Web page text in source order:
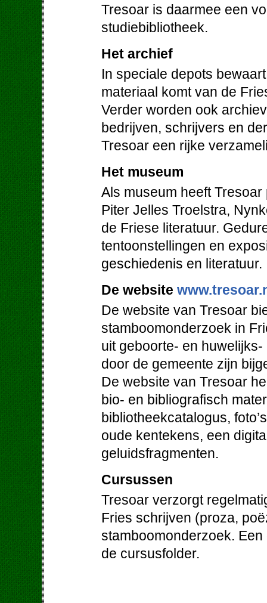
Tresoar is daarmee een
studiebibliotheek.
Het archief
In speciale depots
materiaal komt van de
Verder worden ook
bedrijven, schrijvers en
Tresoar een rijke
Het museum
Als museum heeft
Piter Jelles Troelstra,
de Friese literatuur.
tentoonstellingen en
geschiedenis en literatuur.
De website
De website van Tresoar
stamboomonderzoek in
uit geboorte- en
door de gemeente zijn
De website van Tresoar
bio- en bibliografisch
bibliotheekcatalogus,
oude kentekens, een
geluidsfragmenten.
Cursussen
Tresoar verzorgt
Fries schrijven (proza,
stamboomonderzoek.
de cursusfolder.